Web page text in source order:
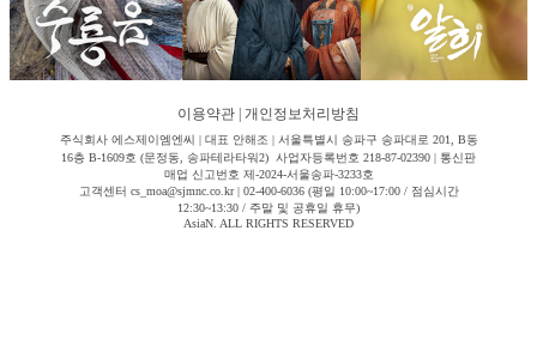
이용약관 개인정보처리방침
주식회사 에스제이엠엔씨 | 대표 안해조 | 서울특별시 송파구 송파대로 201, B동
16층 B-1609호 (문정동, 송파테라타워2) 사업자등록번호 218-87-02390 | 통신판
매업 신고번호 제-2024-서울송파-3233호
고객센터 cs_moa@sjmnc.co.kr | 02-400-6036 (평일 10:00~17:00 / 점심시간
12:30~13:30 / 주말 및 공휴일 휴무)
AsiaN. ALL RIGHTS RESERVED